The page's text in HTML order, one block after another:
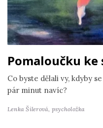
Pomaloučku ke
Co byste dělali vy, kdyby
pár minut navíc?
Lenka Šilerová, psycholožka